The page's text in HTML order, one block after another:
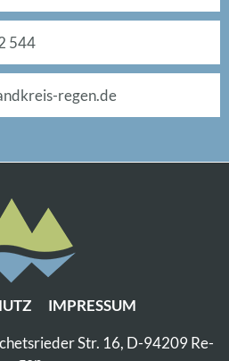
544
re­gen.de
IM­PRES­SUM
Str. 16, D-94209 Re­